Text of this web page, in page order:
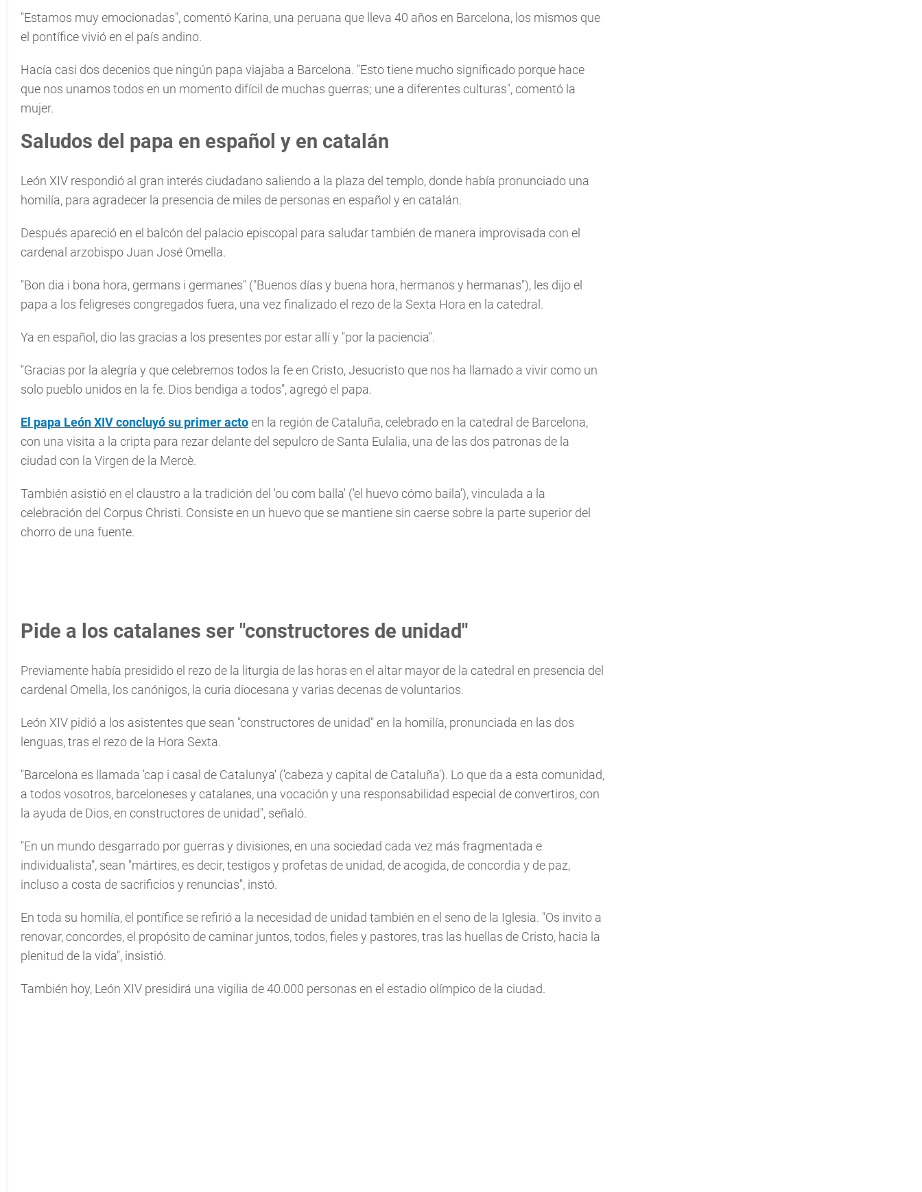
"Estamos muy emocionadas", comentó Karina, una peruana que lleva 40 años en Barcelona, los mismos que
el pontífice vivió en el país andino.
Hacía casi dos decenios que ningún papa viajaba a Barcelona. "Esto tiene mucho significado porque hace
que nos unamos todos en un momento difícil de muchas guerras; une a diferentes culturas", comentó la
mujer.
Saludos del papa en español y en catalán
León XIV respondió al gran interés ciudadano saliendo a la plaza del templo, donde había pronunciado una
homilía, para agradecer la presencia de miles de personas en español y en catalán.
Después apareció en el balcón del palacio episcopal para saludar también de manera improvisada con el
cardenal arzobispo Juan José Omella.
"Bon dia i bona hora, germans i germanes" ("Buenos días y buena hora, hermanos y hermanas"), les dijo el
papa a los feligreses congregados fuera, una vez finalizado el rezo de la Sexta Hora en la catedral.
Ya en español, dio las gracias a los presentes por estar allí y "por la paciencia".
"Gracias por la alegría y que celebremos todos la fe en Cristo, Jesucristo que nos ha llamado a vivir como un
solo pueblo unidos en la fe. Dios bendiga a todos", agregó el papa.
El papa León XIV concluyó su primer actoen la región de Cataluña, celebrado en la catedral de Barcelona,
con una visita a la cripta para rezar delante del sepulcro de Santa Eulalia, una de las dos patronas de la
ciudad con la Virgen de la Mercè.
También asistió en el claustro a la tradición del 'ou com balla' ('el huevo cómo baila'), vinculada a la
celebración del Corpus Christi. Consiste en un huevo que se mantiene sin caerse sobre la parte superior del
chorro de una fuente.
Pide a los catalanes ser "constructores de unidad"
Previamente había presidido el rezo de la liturgia de las horas en el altar mayor de la catedral en presencia del
cardenal Omella, los canónigos, la curia diocesana y varias decenas de voluntarios.
León XIV pidió a los asistentes que sean "constructores de unidad" en la homilía, pronunciada en las dos
lenguas, tras el rezo de la Hora Sexta.
"Barcelona es llamada 'cap i casal de Catalunya' ('cabeza y capital de Cataluña'). Lo que da a esta comunidad,
a todos vosotros, barceloneses y catalanes, una vocación y una responsabilidad especial de convertiros, con
la ayuda de Dios, en constructores de unidad", señaló.
"En un mundo desgarrado por guerras y divisiones, en una sociedad cada vez más fragmentada e
individualista", sean "mártires, es decir, testigos y profetas de unidad, de acogida, de concordia y de paz,
incluso a costa de sacrificios y renuncias", instó.
En toda su homilía, el pontífice se refirió a la necesidad de unidad también en el seno de la Iglesia. "Os invito a
renovar, concordes, el propósito de caminar juntos, todos, fieles y pastores, tras las huellas de Cristo, hacia la
plenitud de la vida", insistió.
También hoy, León XIV presidirá una vigilia de 40.000 personas en el estadio olímpico de la ciudad.